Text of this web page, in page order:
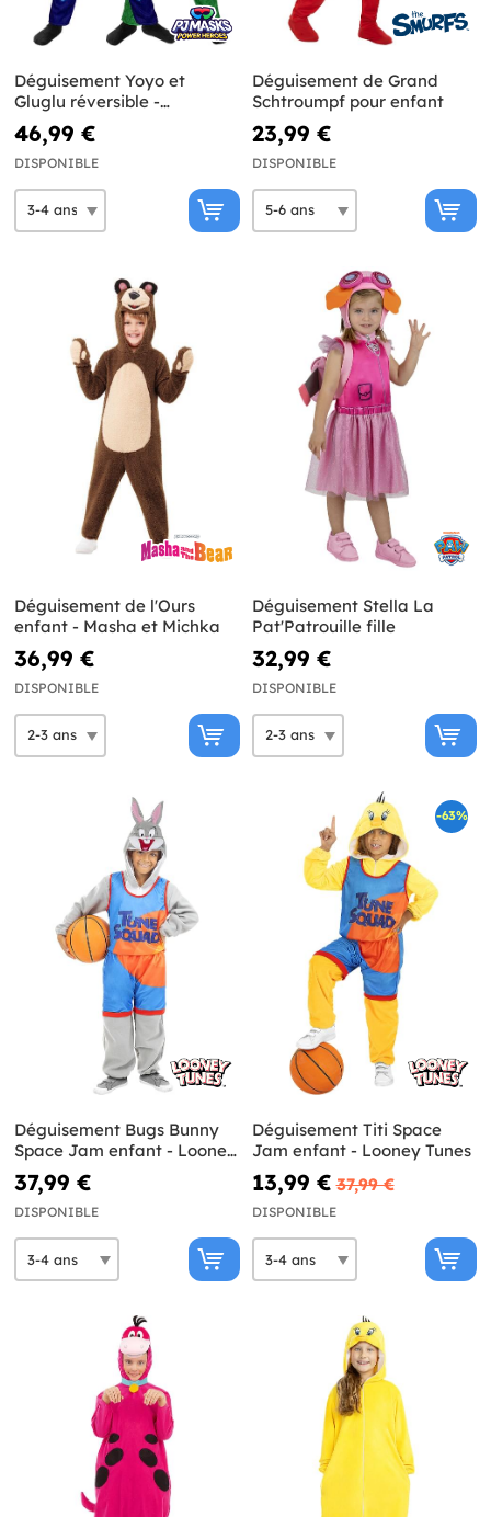
Déguisement Yoyo et
Gluglu réversible -
Pyjamasques
46,99 €
DISPONIBLE
Déguisement de Grand
Schtroumpf pour enfant
23,99 €
DISPONIBLE
Déguisement de l'Ours
enfant - Masha et Michka
36,99 €
DISPONIBLE
Déguisement Stella La
Pat'Patrouille fille
32,99 €
DISPONIBLE
Déguisement Bugs Bunny
Space Jam enfant - Looney
Tunes
37,99 €
DISPONIBLE
-63%
Déguisement Titi Space
Jam enfant - Looney Tunes
13,99 € 37,99 €
DISPONIBLE